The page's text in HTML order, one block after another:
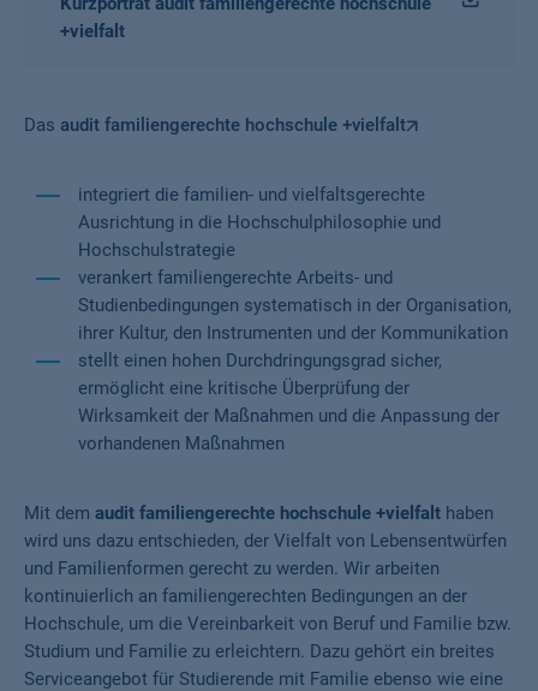
+vielfalt
Das audit familiengerechte hochschule +vielfalt
integriert die familien- und vielfaltsgerechte
Ausrichtung in die Hochschulphilosophie und
Hochschulstrategie
verankert familiengerechte Arbeits- und
Studienbedingungen systematisch in der Organisation,
ihrer Kultur, den Instrumenten und der Kommunikation
stellt einen hohen Durchdringungsgrad sicher,
ermöglicht eine kritische Überprüfung der
Wirksamkeit der Maßnahmen und die Anpassung der
vorhandenen Maßnahmen
Mit dem audit familiengerechte hochschule +vielfalt haben
wird uns dazu entschieden, der Vielfalt von Lebensentwürfen
und Familienformen gerecht zu werden. Wir arbeiten
kontinuierlich an familiengerechten Bedingungen an der
Hochschule, um die Vereinbarkeit von Beruf und Familie bzw.
Studium und Familie zu erleichtern. Dazu gehört ein breites
Serviceangebot für Studierende mit Familie ebenso wie eine